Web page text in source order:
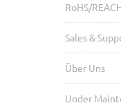
RoHS/
Sales &
Über Uns
Under